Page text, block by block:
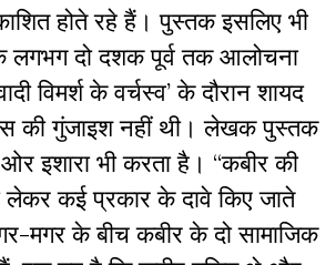
होते रहे हैं। पुस्तक इसलिए भी
लगभग दो दशक पूर्व तक आलोचना
विमर्श के वर्चस्व’के दौरान शायद
की गुंजाइश नहीं थी। लेखक पुस्तक
इशारा भी करता है। “कबीर की
लेकर कई प्रकार के दावे किए जाते
मगर के बीच कबीर के दो सामाजिक